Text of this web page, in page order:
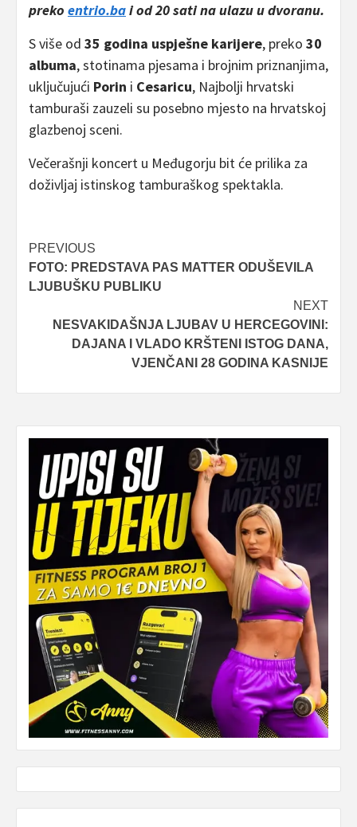
preko entrio.bai od 20 sati na ulazu u dvoranu.
S više od 35 godina uspješne karijere, preko 30
albuma, stotinama pjesama i brojnim priznanjima,
uključujući Porin i Cesaricu, Najbolji hrvatski
tamburaši zauzeli su posebno mjesto na hrvatskoj
glazbenoj sceni.
Večerašnji koncert u Međugorju bit će prilika za
doživljaj istinskog tamburaškog spektakla.
Post
navigation
PREVIOUS
FOTO: PREDSTAVA PAS MATTER ODUŠEVILA
LJUBUŠKU PUBLIKU
NEXT
NESVAKIDAŠNJA LJUBAV U HERCEGOVINI:
DAJANA I VLADO KRŠTENI ISTOG DANA,
VJENČANI 28 GODINA KASNIJE